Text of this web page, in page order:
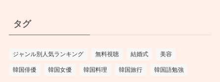
タグ
ジャンル別人気ランキング 無料視聴 結婚式 美容
韓国俳優 韓国女優 韓国料理 韓国旅行 韓国語勉強